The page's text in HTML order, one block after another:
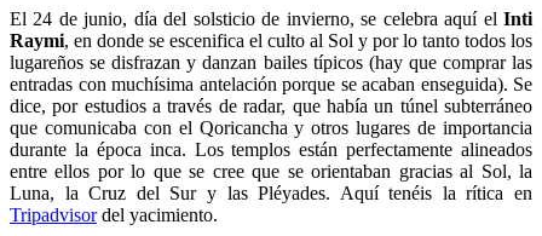
El 24 de junio, día del solsticio de invierno, se celebra aquí el Inti
Raymi, en donde se escenifica el culto al Sol y por lo tanto todos los
lugareños se disfrazan y danzan bailes típicos (hay que comprar las
entradas con muchísima antelación porque se acaban enseguida). Se
dice, por estudios a través de radar, que había un túnel subterráneo
que comunicaba con el Qoricancha y otros lugares de importancia
durante la época inca. Los templos están perfectamente alineados
entre ellos por lo que se cree que se orientaban gracias al Sol, la
Luna, la Cruz del Sur y las Pléyades. Aquí tenéis la rítica en
Tripadvisordel yacimiento.